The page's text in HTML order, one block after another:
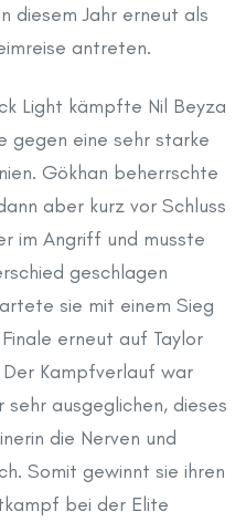
diesem Jahr erneut als
antreten.
Light kämpfte Nil Beyza
gegen eine sehr starke
Gökhan beherrschte
aber kurz vor Schluss
im Angriff und musste
geschlagen
sie mit einem Sieg
erneut auf Taylor
Kampfverlauf war
sehr ausgeglichen, dieses
die Nerven und
Somit gewinnt sie ihren
bei der Elite